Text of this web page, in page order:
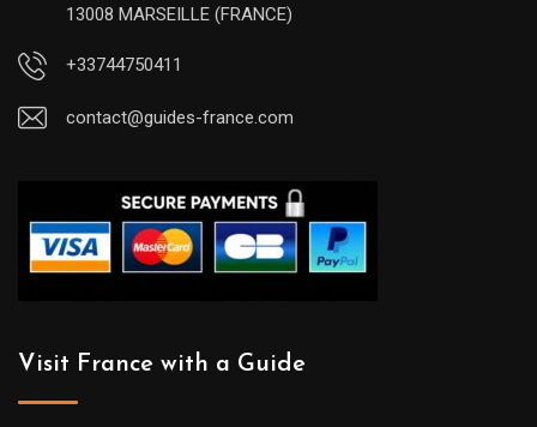
13008 MARSEILLE (FRANCE)
+33744750411
contact@guides-france.com
Visit France with a Guide